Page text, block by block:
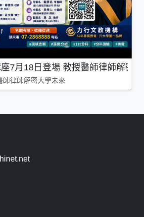
7月18日登場 教授醫師律師解密
師律師解密大學未來